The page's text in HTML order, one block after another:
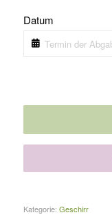
Datum
Kategorie: Geschirr